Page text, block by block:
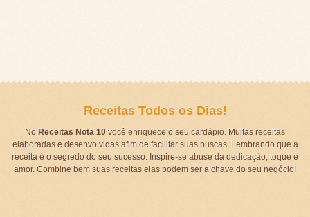
Receitas Todos os Dias!
No Receitas Nota 10você enriquece o seu cardápio. Muitas receitas
elaboradas e desenvolvidas afim de facilitar suas buscas. Lembrando que a
receita é o segredo do seu sucesso. Inspire-se abuse da dedicação, toque e
amor. Combine bem suas receitas elas podem ser a chave do seu negócio!